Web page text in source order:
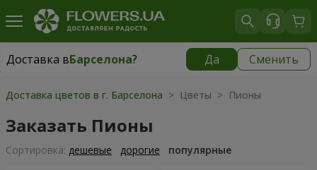
Доставка вБарселона? Да Сменить
Доставка вБарселона|
Доставка цветов в г. Барселона > Цветы > Пионы
Заказать Пионы
Cортировка: дешевые дорогие популярные